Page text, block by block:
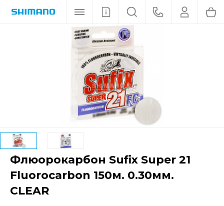
Флюорокарбон Sufix Super 21
Fluorocarbon 150м. 0.30мм.
CLEAR